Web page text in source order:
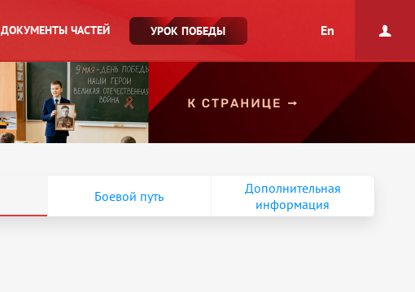
ДОКУМЕНТЫ ЧАСТЕЙ УРОК ПОБЕДЫ En
Боевой путь
Дополнительная
информация